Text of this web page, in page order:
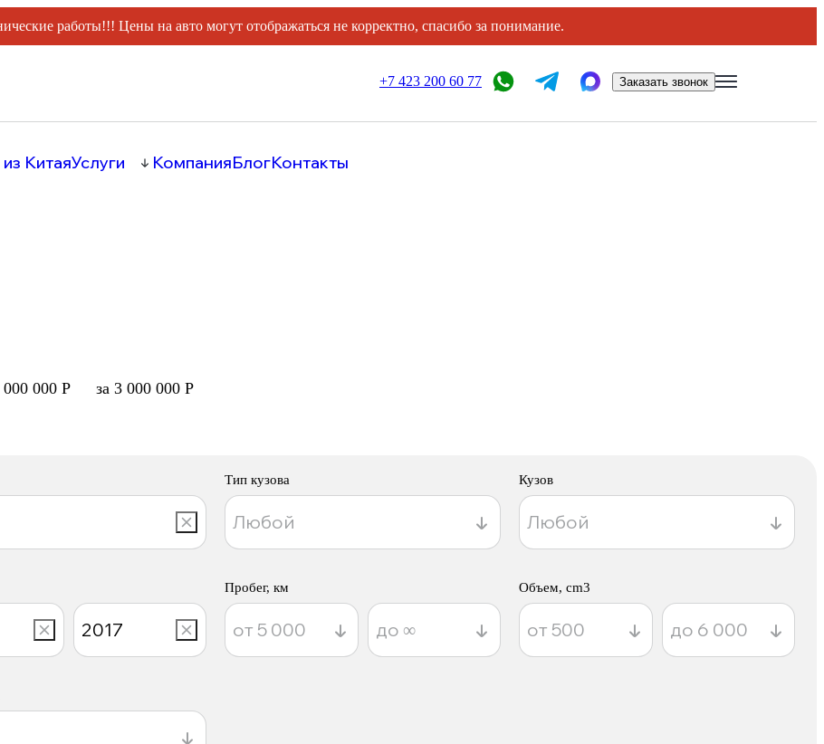
работы!!! Цены на авто могут отображаться не корректно, спасибо за понимание.
+7 423 200 60 77 Заказать звонок
КитаяУслуги КомпанияБлогКонтакты
000 000 Р за 3 000 000 Р
Тип кузова Кузов
Пробег, км Объем, cm3